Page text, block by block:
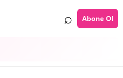
⌕ Abone Ol